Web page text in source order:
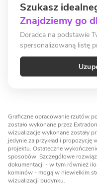
Szukasz
Znajdziemy go
Doradca na podstawie
spersonalizowaną listę
Graficzne opracowanie rzutów
zostało wykonane przez
wizualizacje wykonane zostały
jedynie za przykład i
projektu. Ostateczne
sposobów. Szczegółowe
dokumentacji - w tym również
kominów - mogą w niewielkim
wizualizacji budynku.